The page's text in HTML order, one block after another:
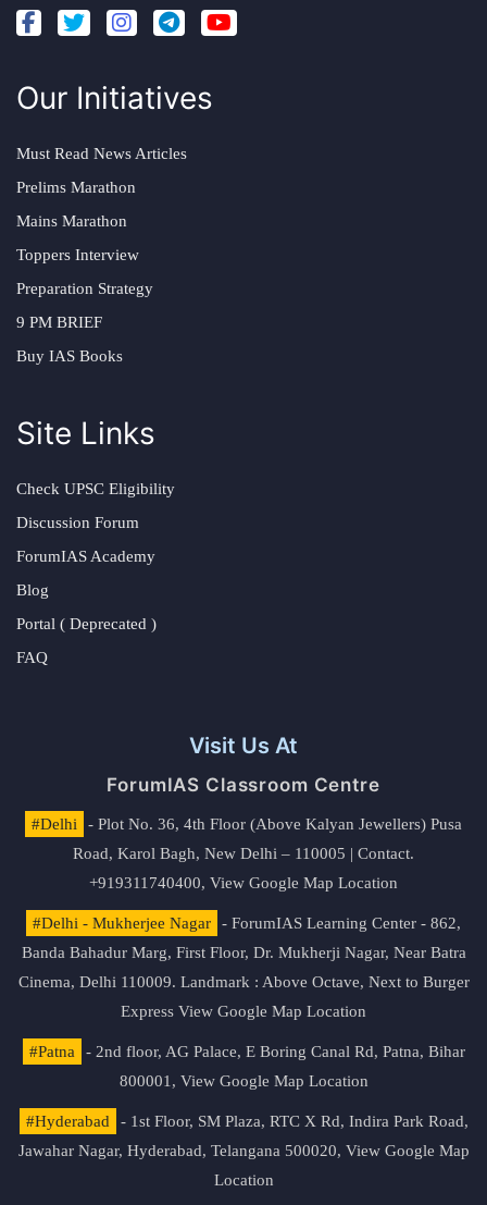
Our Initiatives
Must Read News Articles
Prelims Marathon
Mains Marathon
Toppers Interview
Preparation Strategy
9 PM BRIEF
Buy IAS Books
Site Links
Check UPSC Eligibility
Discussion Forum
ForumIAS Academy
Blog
Portal ( Deprecated )
FAQ
Visit Us At
ForumIAS Classroom Centre
#Delhi
- Plot No. 36, 4th Floor (Above Kalyan Jewellers) Pusa
Road, Karol Bagh, New Delhi – 110005 | Contact.
+919311740400, View Google Map Location
#Delhi - Mukherjee Nagar
- ForumIAS Learning Center - 862,
Banda Bahadur Marg, First Floor, Dr. Mukherji Nagar, Near Batra
Cinema, Delhi 110009. Landmark : Above Octave, Next to Burger
Express View Google Map Location
#Patna
- 2nd floor, AG Palace, E Boring Canal Rd, Patna, Bihar
800001, View Google Map Location
#Hyderabad
- 1st Floor, SM Plaza, RTC X Rd, Indira Park Road,
Jawahar Nagar, Hyderabad, Telangana 500020, View Google Map
Location